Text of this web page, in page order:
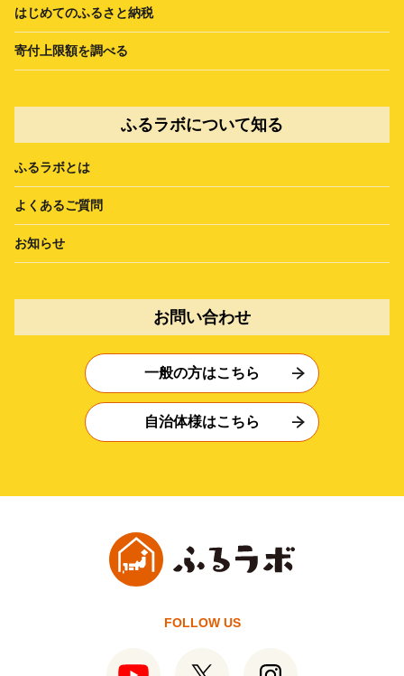
はじめてのふるさと納税
寄付上限額を調べる
ふるラボについて知る
ふるラボとは
よくあるご質問
お知らせ
お問い合わせ
一般の方はこちら
自治体様はこちら
FOLLOW US